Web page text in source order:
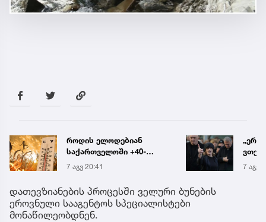
„ერთი წინადადება რომ
ვთქვა, ის გახდის
ნათელს, თუ რატომ იყო
ნია იმნაძე
წამქეზებელი...“ - გიგა
ავალიანის დედა
7 აგვ 20:19
რა
7 აგვ
დათევზიანების პროცესში ველური ბუნების
ეროვნული სააგენტოს სპეციალისტები
მონაწილეობდნენ.